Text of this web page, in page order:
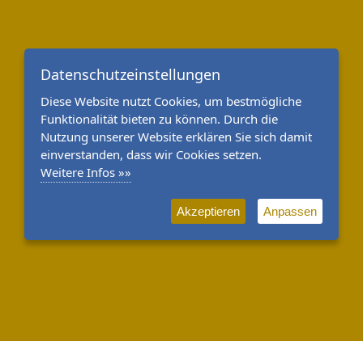
Datenschutzeinstellungen
Diese Website nutzt Cookies, um bestmögliche
Funktionalität bieten zu können. Durch die
Nutzung unserer Website erklären Sie sich damit
einverstanden, dass wir Cookies setzen.
Weitere Infos »»
Akzeptieren Anpassen